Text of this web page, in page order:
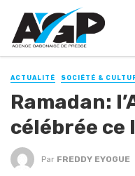
ACTUALITÉ SOCIÉTÉ &
Ramadan:
célébrée ce
Par FREDDY EYOGUE